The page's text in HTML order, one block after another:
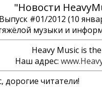
"Новости
Выпуск #01/2012 (10
музыки и
Heavy Music is
Наш адрес:
читатели!